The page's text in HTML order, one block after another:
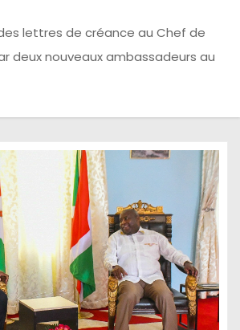
lettres de créance au Chef de
deux nouveaux ambassadeurs au